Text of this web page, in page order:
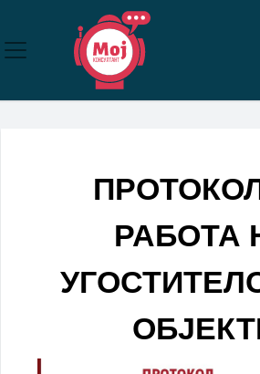
содржината
РАБОТА